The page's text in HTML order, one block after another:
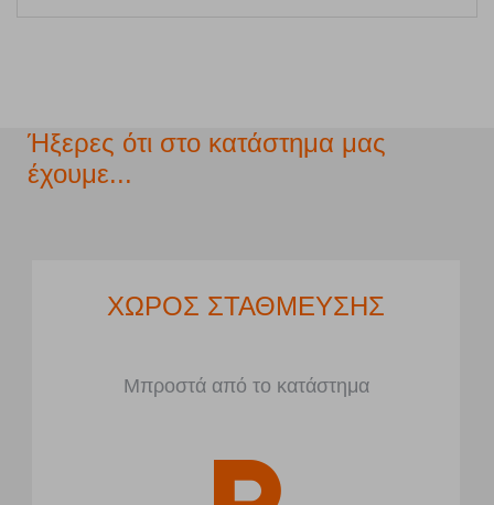
Ήξερες ότι στο κατάστημα μας
έχουμε...
ΧΩΡΟΣ ΣΤΑΘΜΕΥΣΗΣ
Μπροστά από το κατάστημα